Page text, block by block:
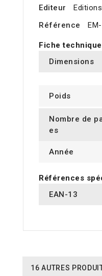
Editeur
Référence
Fiche technique
Dimensions
Poids
Nombre de
es
Année
Références
EAN-13
16 AUTRES